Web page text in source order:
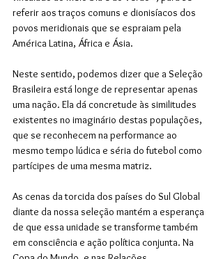
referir aos traços comuns e dionisíacos dos
povos meridionais que se espraiam pela
América Latina, África e Ásia.
Neste sentido, podemos dizer que a Seleção
Brasileira está longe de representar apenas
uma nação. Ela dá concretude às similitudes
existentes no imaginário destas populações,
que se reconhecem na performance ao
mesmo tempo lúdica e séria do futebol como
partícipes de uma mesma matriz.
As cenas da torcida dos países do Sul Global
diante da nossa seleção mantém a esperança
de que essa unidade se transforme também
em consciência e ação política conjunta. Na